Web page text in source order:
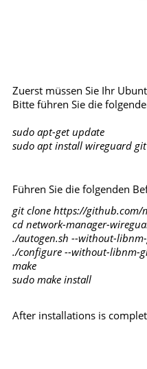
Zuerst müssen Sie Ihr
Bitte führen Sie die
sudo apt-get update
sudo apt install wireguard
Führen Sie die folgenden
git clone https://github.com/
cd network-manager-
./autogen.sh --without-
./configure --without-libnm-
make
sudo make install
After installations is